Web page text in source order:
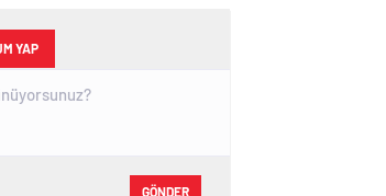
YAP
GÖNDER